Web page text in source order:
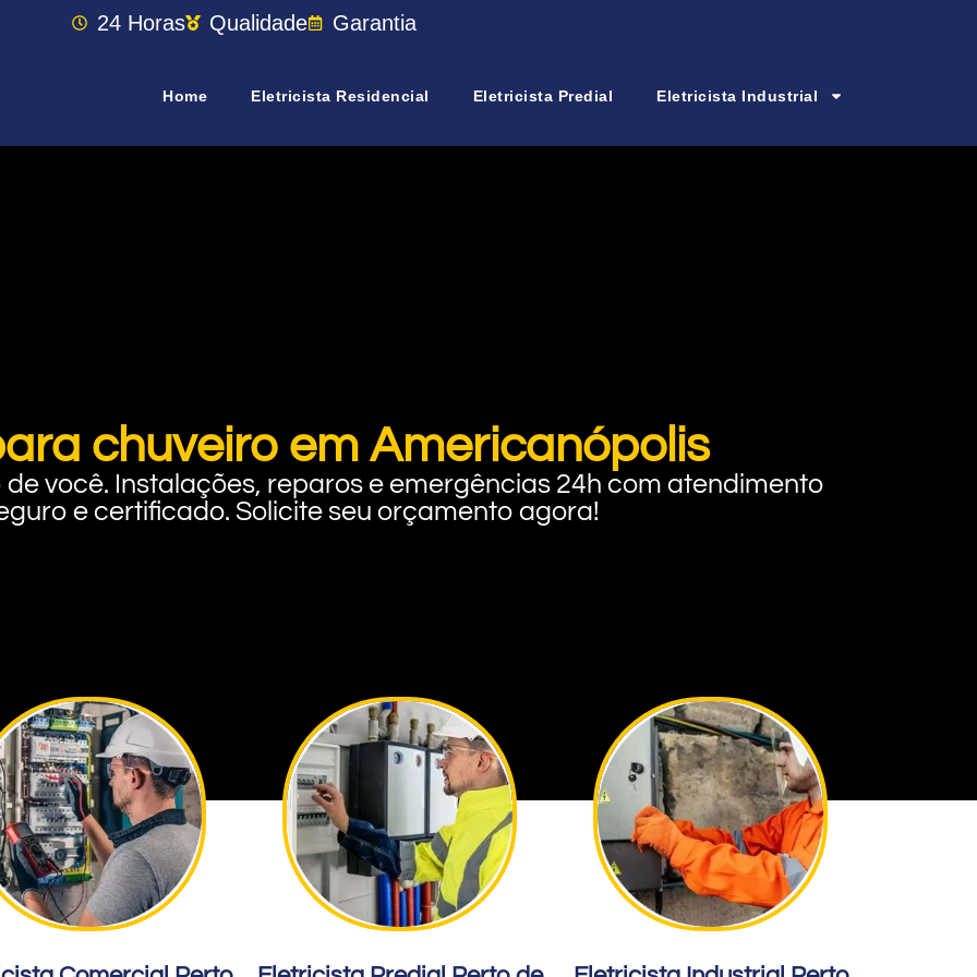
24 Horas Qualidade Garantia
Home Eletricista Residencial Eletricista Predial Eletricista Industrial
chuveiro em Americanópolis
você. Instalações, reparos e emergências 24h com atendimento
e certificado. Solicite seu orçamento agora!